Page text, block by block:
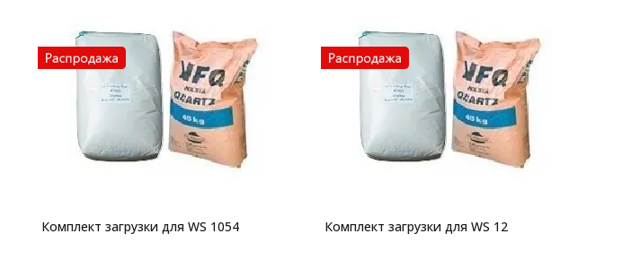
Комплект загрузки для WS 1054 Комплект загрузки для WS 12